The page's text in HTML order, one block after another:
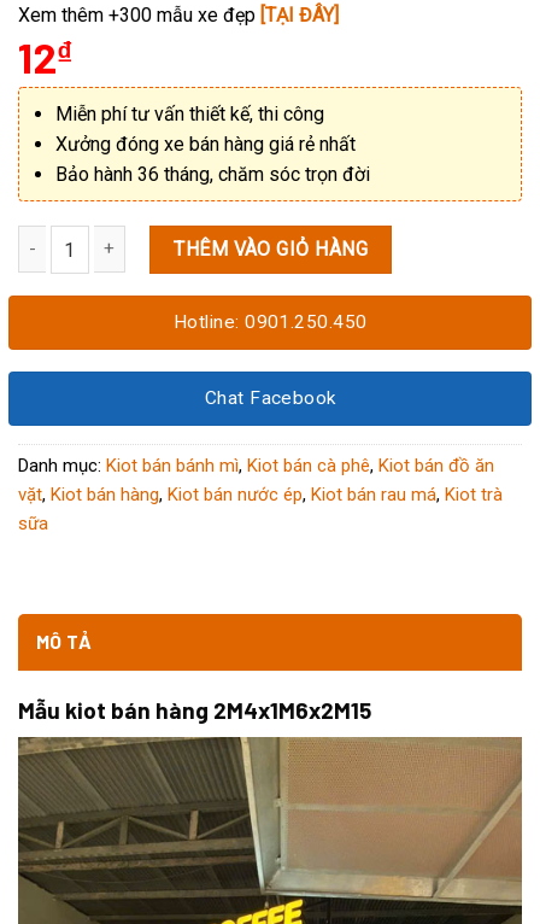
Xem thêm +300 mẫu xe đẹp [TẠI ĐÂY]
12₫
Miễn phí tư vấn thiết kế, thi công
Xưởng đóng xe bán hàng giá rẻ nhất
Bảo hành 36 tháng, chăm sóc trọn đời
THÊM VÀO GIỎ HÀNG
Hotline: 0901.250.450
Chat Facebook
Danh mục: Kiot bán bánh mì, Kiot bán cà phê, Kiot bán đồ ăn
vặt, Kiot bán hàng, Kiot bán nước ép, Kiot bán rau má, Kiot trà
sữa
MÔ TẢ
Mẫu kiot bán hàng 2M4x1M6x2M15